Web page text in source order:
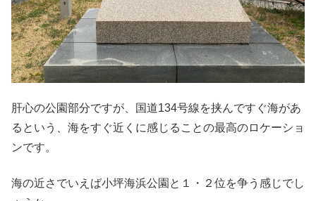
肝心の公園部分ですが、国道134号線を挟んですぐ海があ
るという、海をすぐ近くに感じることの最高のロケーショ
ンです。
海の近さでいえば小坪海浜公園と１・２位を争う感じでし